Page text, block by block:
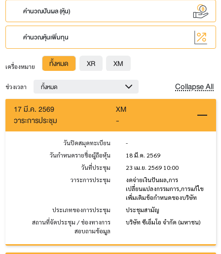
คำนวณปันผล (หุ้น)
คำนวณหุ้นเพิ่มทุน
เครื่องหมาย ทั้งหมด XR XM
ช่วงเวลา ทั้งหมด Collapse All
17 มี.ค. 2569
XM
วาระการประชุม
-
วันปิดสมุดทะเบียน
-
วันกำหนดรายชื่อผู้ถือหุ้น
18 มี.ค. 2569
วันที่ประชุม
23 เม.ย. 2569 10:00
วาระการประชุม
งดจ่ายเงินปันผล,การ
เปลี่ยนแปลงกรรมการ,การแก้ไข
เพิ่มเติมข้อกำหนดของบริษัท
ประเภทของการประชุม
ประชุมสามัญ
สถานที่จัดประชุม / ช่องทางการ
สอบถามข้อมูล
บริษัท ซีเอ็มโอ จำกัด (มหาชน)